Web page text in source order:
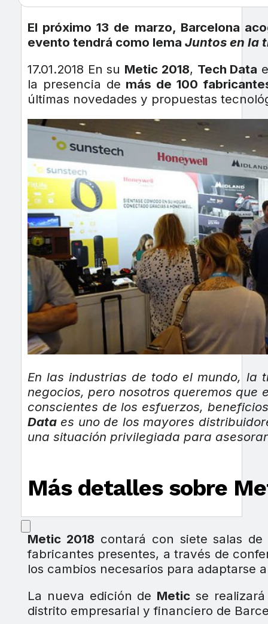
El próximo 13 de marzo, Barcelona
evento tendrá como lema Juntos en la
17.01.2018 En su Metic 2018, Tech Data
la presencia de más de 100
últimas novedades y propuestas
En las industrias de todo el mundo, la
negocios, pero nosotros queremos
conscientes de los esfuerzos,
Dataes uno de los mayores
una situación privilegiada para
Más detalles sobre
Metic 2018 contará con siete salas
fabricantes presentes, a través de
los cambios necesarios para adaptarse
La nueva edición de Metic se
distrito empresarial y financiero de